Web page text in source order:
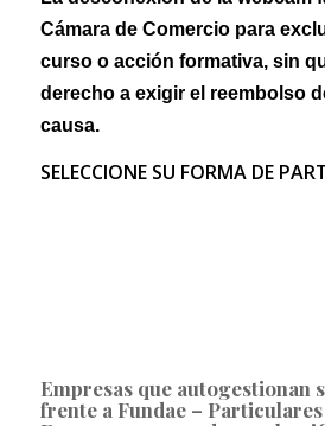
Cámara de Comercio para
curso o acción formativa, sin
derecho a exigir el reembolso
causa.
SELECCIONE SU FORMA DE
Empresas que autogestionan
frente a Fundae –